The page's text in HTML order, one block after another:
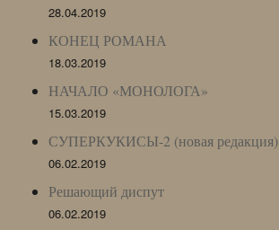
28.04.2019
КОНЕЦ РОМАНА
18.03.2019
НАЧАЛО «МОНОЛОГА»
15.03.2019
СУПЕРКУКИСЫ-2 (новая редакция)
06.02.2019
Решающий диспут
06.02.2019